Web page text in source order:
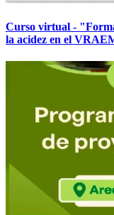
Curso virtual -
la acidez en el